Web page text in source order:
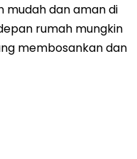
dan aman di
rumah mungkin
membosankan dan